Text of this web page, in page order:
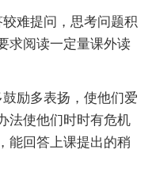
难提问，思考问题积
求阅读一定量课外读
励多表扬，使他们爱
法使他们时时有危机
能回答上课提出的稍